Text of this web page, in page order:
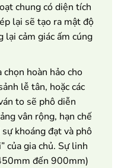
chung có diện tích
lại sẽ tạo ra mật độ
lại cảm giác ấm cúng
hoàn hảo cho
lễ tân, hoặc các
to sẽ phô diễn
vân rộng, hạn chế
khoáng đạt và phô
của gia chủ. Sự linh
đến 900mm)